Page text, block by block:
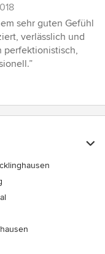
sehr guten Gefühl
verlässlich und
perfektionistisch,